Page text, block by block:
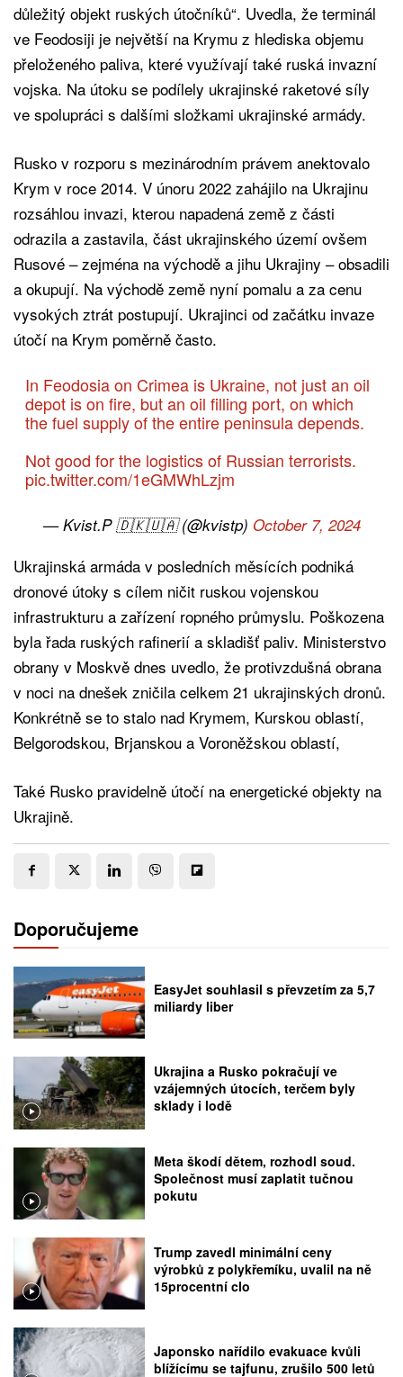
důležitý objekt ruských útočníků“. Uvedla, že terminál
ve Feodosiji je největší na Krymu z hlediska objemu
přeloženého paliva, které využívají také ruská invazní
vojska. Na útoku se podílely ukrajinské raketové síly
ve spolupráci s dalšími složkami ukrajinské armády.
Rusko v rozporu s mezinárodním právem anektovalo
Krym v roce 2014. V únoru 2022 zahájilo na Ukrajinu
rozsáhlou invazi, kterou napadená země z části
odrazila a zastavila, část ukrajinského území ovšem
Rusové – zejména na východě a jihu Ukrajiny – obsadili
a okupují. Na východě země nyní pomalu a za cenu
vysokých ztrát postupují. Ukrajinci od začátku invaze
útočí na Krym poměrně často.
In Feodosia on Crimea is Ukraine, not just an oil
depot is on fire, but an oil filling port, on which
the fuel supply of the entire peninsula depends.
Not good for the logistics of Russian terrorists.
pic.twitter.com/1eGMWhLzjm
— Kvist.P 🇩🇰🇺🇦 (@kvistp) October 7, 2024
Ukrajinská armáda v posledních měsících podniká
dronové útoky s cílem ničit ruskou vojenskou
infrastrukturu a zařízení ropného průmyslu. Poškozena
byla řada ruských rafinerií a skladišť paliv. Ministerstvo
obrany v Moskvě dnes uvedlo, že protivzdušná obrana
v noci na dnešek zničila celkem 21 ukrajinských dronů.
Konkrétně se to stalo nad Krymem, Kurskou oblastí,
Belgorodskou, Brjanskou a Voroněžskou oblastí,
Také Rusko pravidelně útočí na energetické objekty na
Ukrajině.
Doporučujeme
EasyJet souhlasil s převzetím za 5,7
miliardy liber
Ukrajina a Rusko pokračují ve
vzájemných útocích, terčem byly
sklady i lodě
Meta škodí dětem, rozhodl soud.
Společnost musí zaplatit tučnou
pokutu
Trump zavedl minimální ceny
výrobků z polykřemíku, uvalil na ně
15procentní clo
Japonsko nařídilo evakuace kvůli
blížícímu se tajfunu, zrušilo 500 letů